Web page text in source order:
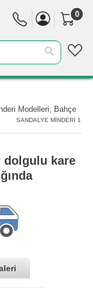
0
Modelleri, Bahçe
SANDALYE MİNDERİ 1
dolgulu kare